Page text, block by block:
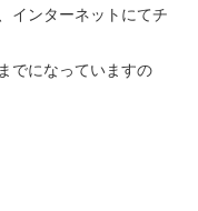
インターネットにてチ
でになっていますの